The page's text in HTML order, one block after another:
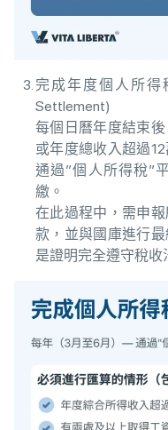
完成年度個人所得
Settlement)
每個日曆年度結束
或年度總收入超過
通過”個人所得稅”
繳。
在此過程中，需申
款，並與國庫進行
是證明完全遵守稅收